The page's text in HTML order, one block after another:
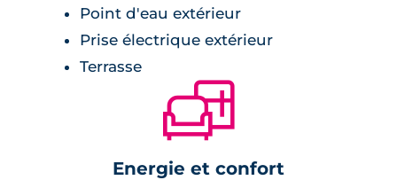
Point d'eau extérieur
Prise électrique extérieur
Terrasse
🛋
Energie et confort